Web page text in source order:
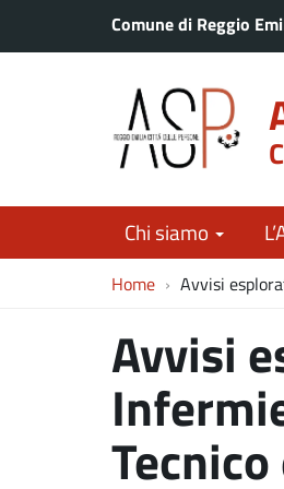
Comune di Reggio
Chi siamo
Home Avvisi
Avvisi